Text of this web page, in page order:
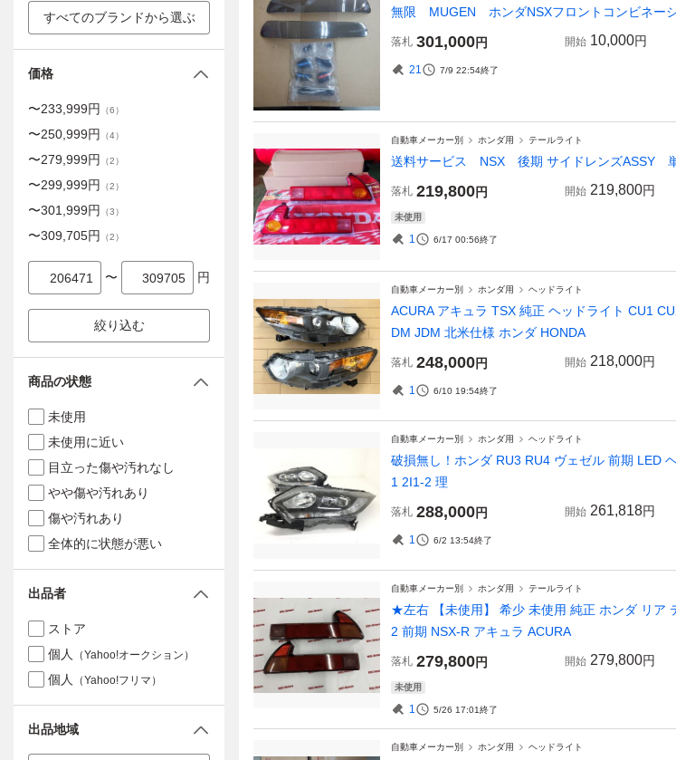
無限 MUGEN ホンダNSXフロントコンビネー
落札 301,000円 開始 10,000円
21 7/9 22:54終了
自動車メーカー別 ホンダ用 テールライト
送料サービス NSX 後期 サイドレンズASSY
落札 219,800円 開始 219,800円
未使用
1 6/17 00:56終了
自動車メーカー別 ホンダ用 ヘッドライト
ACURA アキュラ TSX 純正 ヘッドライト CU1
DM JDM 北米仕様 ホンダ HONDA
落札 248,000円 開始 218,000円
1 6/10 19:54終了
自動車メーカー別 ホンダ用 ヘッドライト
破損無し！ホンダ RU3 RU4 ヴェゼル 前期
1 2I1-2 理
落札 288,000円 開始 261,818円
1 6/2 13:54終了
自動車メーカー別 ホンダ用 テールライト
★左右 【未使用】 希少 未使用 純正 ホンダ リア
2 前期 NSX-R アキュラ ACURA
落札 279,800円 開始 279,800円
未使用
1 5/26 17:01終了
自動車メーカー別 ホンダ用 ヘッドライト
すべてのブランドから選ぶ
価格
〜233,999円 （6）
〜250,999円 （4）
〜279,999円 （2）
〜299,999円 （2）
〜301,999円 （3）
〜309,705円 （2）
〜 円
絞り込む
商品の状態
未使用
未使用に近い
目立った傷や汚れなし
やや傷や汚れあり
傷や汚れあり
全体的に状態が悪い
出品者
ストア
個人
（Yahoo!オークション）
個人 （Yahoo!フリマ）
出品地域